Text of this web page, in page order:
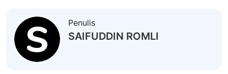
Penulis
SAIFUDDIN ROMLI